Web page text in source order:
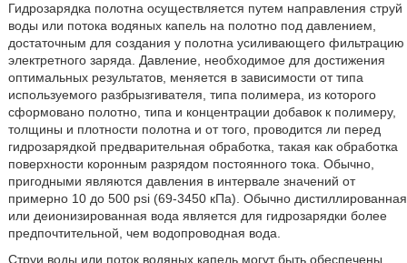
Гидрозарядка полотна осуществляется путем направления струй
воды или потока водяных капель на полотно под давлением,
достаточным для создания у полотна усиливающего фильтрацию
электретного заряда. Давление, необходимое для достижения
оптимальных результатов, меняется в зависимости от типа
используемого разбрызгивателя, типа полимера, из которого
сформовано полотно, типа и концентрации добавок к полимеру,
толщины и плотности полотна и от того, проводится ли перед
гидрозарядкой предварительная обработка, такая как обработка
поверхности коронным разрядом постоянного тока. Обычно,
пригодными являются давления в интервале значений от
примерно 10 до 500 psi (69-3450 кПа). Обычно дистиллированная
или деионизированная вода является для гидрозарядки более
предпочтительной, чем водопроводная вода.
Струи воды или поток водяных капель могут быть обеспечены